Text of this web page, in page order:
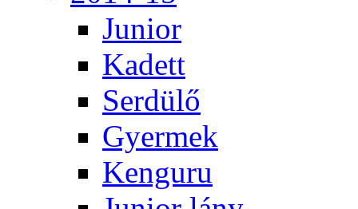
Junior
Kadett
Serdülő
Gyermek
Kenguru